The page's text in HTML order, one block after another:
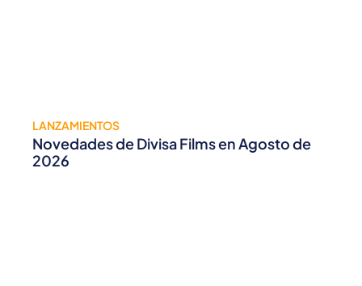
LANZAMIENTOS
Novedades de Divisa Films en Agosto de
2026